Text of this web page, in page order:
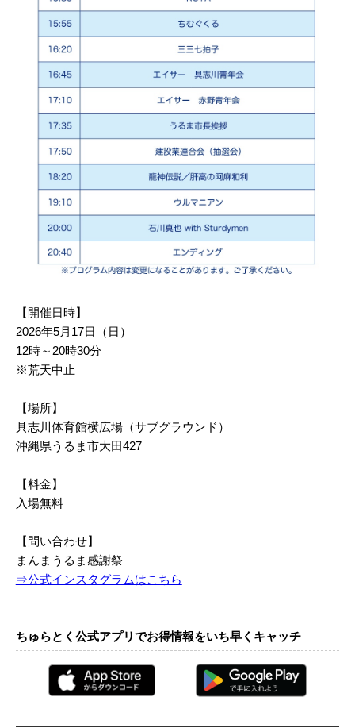
【開催日時】
2026年5月17日（日）
12時～20時30分
※荒天中止
【場所】
具志川体育館横広場（サブグラウンド）
沖縄県うるま市大田427
【料金】
入場無料
【問い合わせ】
まんまうるま感謝祭
⇒公式インスタグラムはこちら
ちゅらとく公式アプリでお得情報をいち早くキャッチ